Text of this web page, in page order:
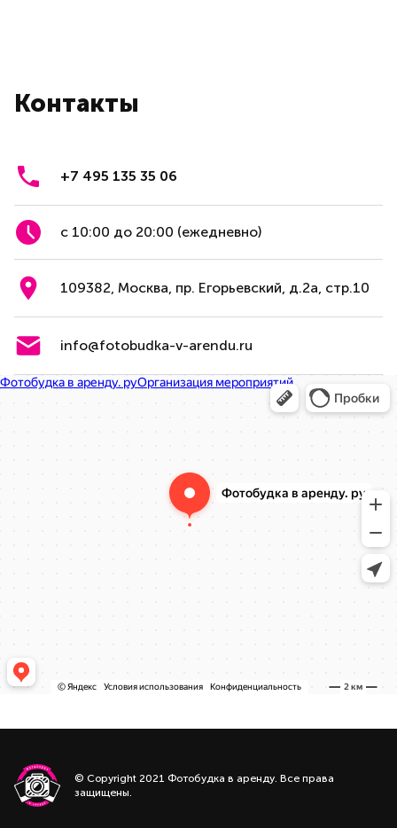
Контакты
+7 495 135 35 06
с 10:00 до 20:00 (ежедневно)
109382, Москва, пр. Егорьевский, д.2а, стр.10
info@fotobudka-v-arendu.ru
© Copyright 2021 Фотобудка в аренду. Все права
защищены.